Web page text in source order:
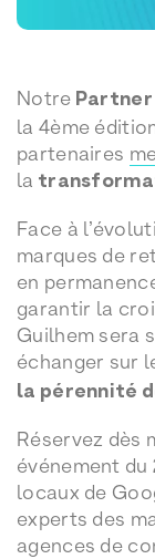
Notre Partner
la 4ème
partenaires
la
Face à
marques de
en
garantir la
Guilhem sera
échanger sur
la pérennité
Réservez dès
événement du
locaux de
experts des
agences de